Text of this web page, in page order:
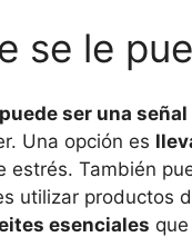
se le
ser una
Una opción es
estrés. También
utilizar productos
esenciales